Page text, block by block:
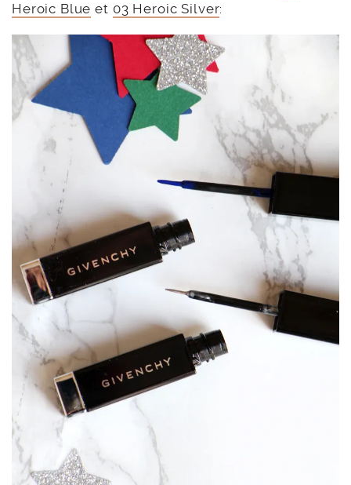
Heroic Blue et 03 Heroic Silver: